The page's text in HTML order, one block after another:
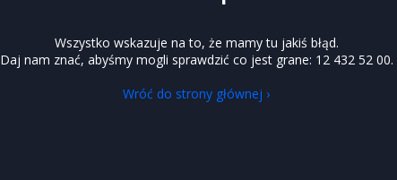
Wszystko wskazuje na to, że mamy tu jakiś błąd.
Daj nam znać, abyśmy mogli sprawdzić co jest grane: 12 432 52 00.
Wróć do strony głównej ›